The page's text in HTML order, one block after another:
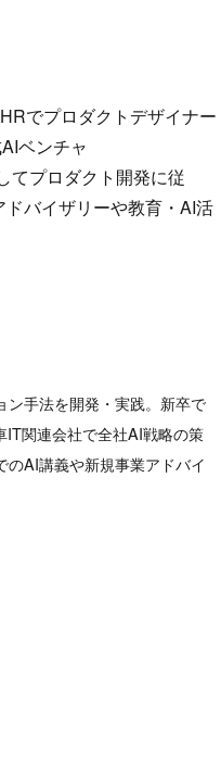
でプロダクトデザイナー
ベンチャ
てプロダクト開発に従
バイザリーや教育・AI活
ン手法を開発・実践。新卒で
IT関連会社で全社AI戦略の策
AI講義や新規事業アドバイ